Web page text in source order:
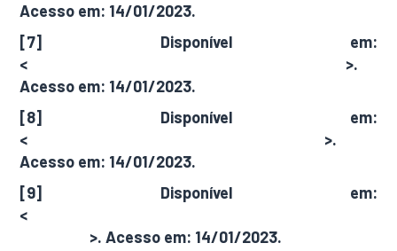
Acesso em: 14/01/2023.
[7] Disponível em:
<
>.
Acesso em: 14/01/2023.
[8] Disponível em:
<
>.
Acesso em: 14/01/2023.
[9] Disponível em:
<
>. Acesso em: 14/01/2023.